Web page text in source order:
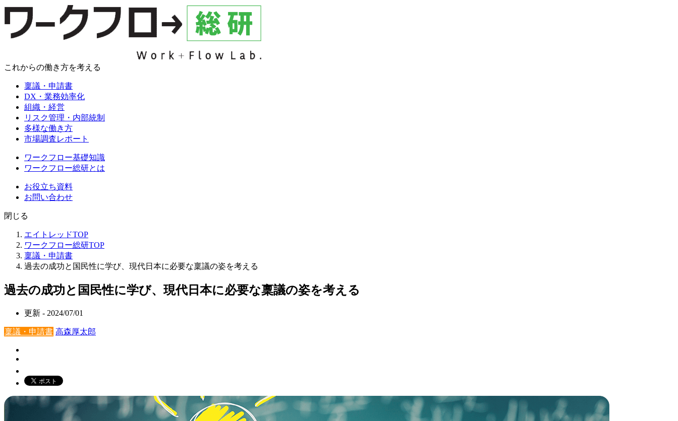
これからの働き方を考える
稟議・申請書
DX・業務効率化
組織・経営
リスク管理・内部統制
多様な働き方
市場調査レポート
ワークフロー基礎知識
ワークフロー総研とは
お役立ち資料
お問い合わせ
閉じる
エイトレッドTOP
ワークフロー総研TOP
稟議・申請書
過去の成功と国民性に学び、現代日本に必要な稟議の姿を考える
過去の成功と国民性に学び、現代日本に必要な稟議の姿を考える
更新 - 2024/07/01
稟議・申請書 高森厚太郎